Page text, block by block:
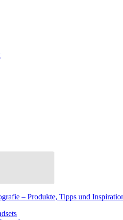
– Produkte, Tipps und